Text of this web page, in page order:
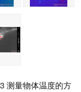
测量物体温度的方